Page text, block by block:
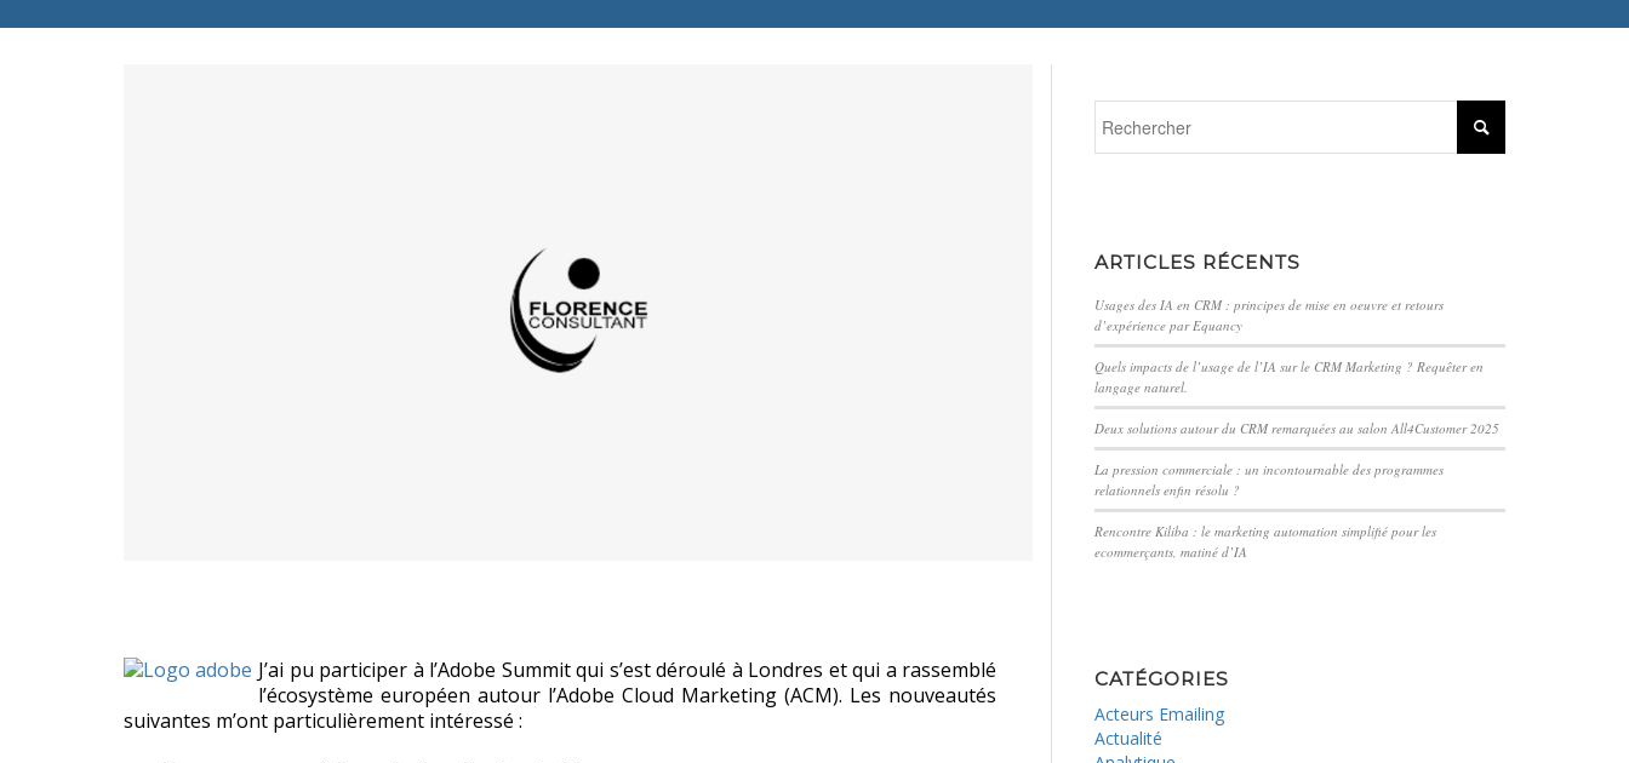
J’ai pu participer à l’Adobe Summit qui s’est déroulé à Londres et qui a rassemblé
l’écosystème européen autour l’Adobe Cloud Marketing (ACM). Les nouveautés
suivantes m’ont particulièrement intéressé :
ARTICLES RÉCENTS
Usages des IA en CRM : principes de mise en oeuvre et retours
d’expérience par Equancy
Quels impacts de l’usage de l’IA sur le CRM Marketing ? Requêter en
langage naturel.
Deux solutions autour du CRM remarquées au salon All4Customer 2025
La pression commerciale : un incontournable des programmes
relationnels enfin résolu ?
Rencontre Kiliba : le marketing automation simplifié pour les
ecommerçants, matiné d’IA
CATÉGORIES
Acteurs Emailing
Actualité